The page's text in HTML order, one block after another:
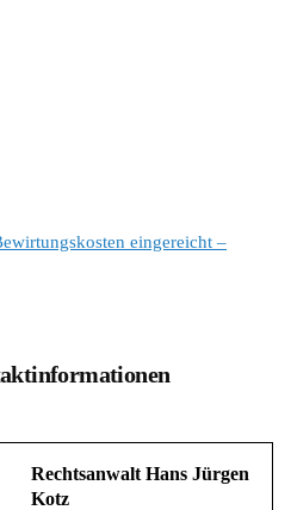
eingereicht –
Rechtsanwalt Hans Jürgen
Kotz